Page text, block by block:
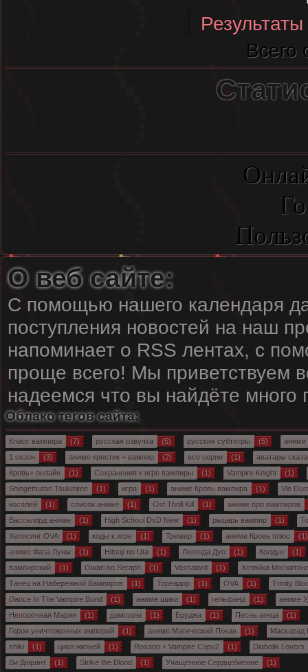
Результаты
Всего
О веб сайте:
С помощью нашего календаря
поступления новостей на наш
напоминает о RSS лентах, с
проще всего! Мы приветствуем
надеемся что вы найдёте
Облако тегов сайта:
Класс вампира (7) русская озвучка (5) русские субтитры (5)
аниме
1 сезон
(3) аниме крестик + вампир (2) все серии (1)
аватары
Кровь+ онлайн
(1) Сохранения к игре вампиры (1) Vampire Knight
(1)
Shingetsutan Tsukihime
(1) игра (1) аниме Кровь вампира (1)
Vie
косплей
(1) список аниме (1) Ost Thrill Kill (1) аниме про вампиров
Вассалорд аниме
(1) High School DxD New (1) рыцарь вампир (1)
Хеллсинг OVA
(1) коды к игре (1) Тремер (1) аниме Кровь плюс
(1)
аниме Фаза Луны
(1) Hitsuji no Uta (1) Легенда Дуо (1) Колдун
(1)
вампирский
(1) Owari no Seraph (1) Vassalord (1)
Хозяйка
Танец на Набережной Вампиров
(1) Тореадор (1) OVA (1)
Trinity
Dance In The Vampire Bund
(1) аниме шики (1) гельфанд (1)
аниме
Непорочная Мария
(1) дампиры (1) Бруджа (1) Песнь агнца
(1)
Герои уничтоженных империй
(1) аниме Магический Покан (1)
Маскарад
shiki
(1) цикл жизней (1) Rosario + Vampire Capu2 (1)
Diabolik Lovers
Ви Дюрант
(1) Strike the Blood (1) Учащенное Сердцебиение (1)